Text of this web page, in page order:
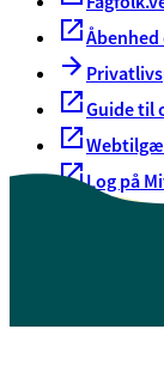
Guide til
Log på